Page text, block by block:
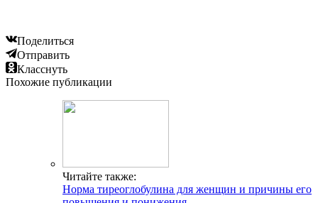
Поделиться
Отправить
Класснуть
Похожие публикации
Читайте также:
Норма тиреоглобулина для женщин и причины его